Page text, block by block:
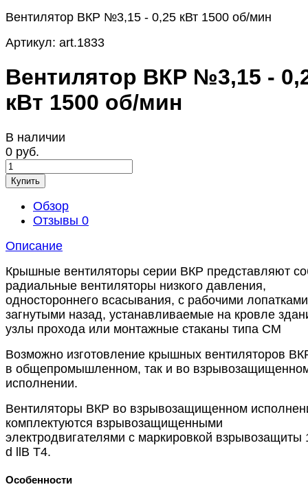
Вентилятор ВКР №3,15 - 0,25 кВт 1500 об/мин
Артикул: art.1833
Вентилятор ВКР №3,15 -
кВт 1500 об/мин
В наличии
0 руб.
Купить
Обзор
Отзывы 0
Описание
Крышные вентиляторы серии ВКР представляют
радиальные вентиляторы низкого давления,
одностороннего всасывания, с рабочими лопатками
загнутыми назад, устанавливаемые на кровле
узлы прохода или монтажные стаканы типа СМ
Возможно изготовление крышных вентиляторов
в общепромышленном, так и во
исполнении.
Вентиляторы ВКР во взрывозащищенном
комплектуются взрывозащищенными
электродвигателями с маркировкой взрывозащиты
d llВ Т4.
Особенности